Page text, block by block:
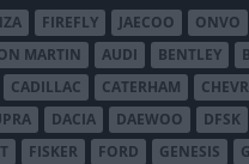
FIREFLY JAECOO ONVO
MARTIN AUDI BENTLEY
CADILLAC CATERHAM
DACIA DAEWOO DFSK
FISKER FORD GENESIS